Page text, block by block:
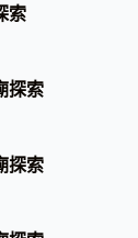
索
探索
探索